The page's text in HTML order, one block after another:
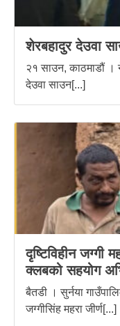
शेरबहादुर देउवा
२१ साउन, काठमाडौं ।
देउवा साउन[...]
दृष्टिविहीन जग्गी
क्लबको सहयोग
बैतडी । सुर्नया
जग्गीसिंह महरा जीर्ण[...]